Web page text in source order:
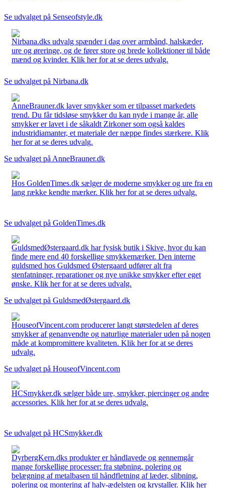
Se udvalget på Senseofstyle.dk
Nirbana.dks udvalg spænder i dag over armbånd, halskæder,
ure og øreringe, og de fører store og brede kollektioner til både
mænd og kvinder. Klik her for at se deres udvalg.
Se udvalget på Nirbana.dk
AnneBrauner.dk laver smykker som er tilpasset markedets
trend. Du får tidsløse smykker du kan nyde i mange år, alle
smykker er lavet i de såkaldt Zirkoner som også kaldes
industridiamanter, et materiale der næppe findes stærkere. Klik
her for at se deres udvalg.
Se udvalget på AnneBrauner.dk
Hos GoldenTimes.dk sælger de moderne smykker og ure fra en
lang række kendte mærker. Klik her for at se deres udvalg.
Se udvalget på GoldenTimes.dk
GuldsmedØstergaard.dk har fysisk butik i Skive, hvor du kan
finde mere end 40 forskellige smykkemærker. Den interne
guldsmed hos Guldsmed Østergaard udfører alt fra
stenfatninger, reparationer og nye unikke smykker efter eget
ønske. Klik her for at se deres udvalg.
Se udvalget på GuldsmedØstergaard.dk
HouseofVincent.com producerer langt størstedelen af deres
smykker af genanvendte og naturlige materialer uden på nogen
måde at kompromittere kvaliteten. Klik her for at se deres
udvalg.
Se udvalget på HouseofVincent.com
HCSmykker.dk sælger både ure, smykker, piercinger og andre
accessories. Klik her for at se deres udvalg.
Se udvalget på HCSmykker.dk
DyrbergKern.dks produkter er håndlavede og gennemgår
mange forskellige processer: fra støbning, polering og
belægning af metalbasen til håndfletning af læder, slibning,
polering og montering af halv-ædelsten og krystaller. Klik her